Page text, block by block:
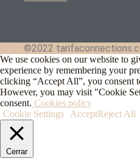
©2022
We use cookies on our website to
experience by remembering your
clicking “Accept All”, you consent
However, you may visit "Cookie
consent. Cookies policy
Cookie Settings AcceptReject All
Cerrar